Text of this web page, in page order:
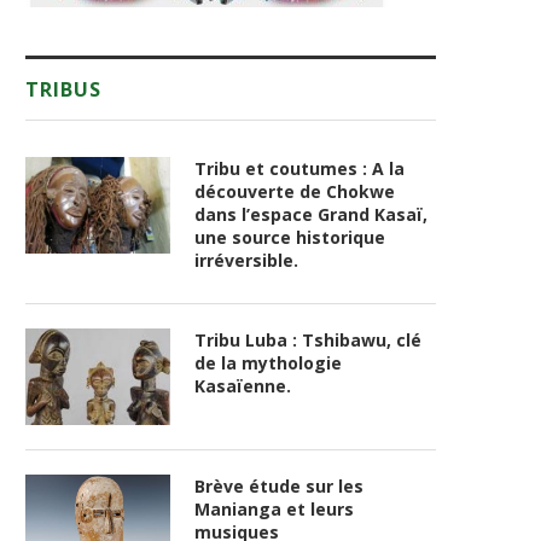
TRIBUS
Tribu et coutumes : A la
découverte de Chokwe
dans l’espace Grand Kasaï,
une source historique
irréversible.
Tribu Luba : Tshibawu, clé
de la mythologie
Kasaïenne.
Brève étude sur les
Manianga et leurs
musiques